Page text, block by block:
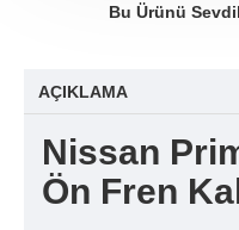
Bu Ürünü
AÇIKLAMA
Nissan
Ön Fren